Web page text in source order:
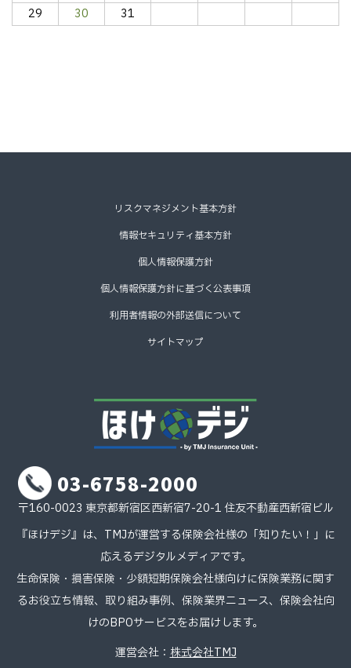
29
30 31
リスクマネジメント基本方針
情報セキュリティ基本方針
個人情報保護方針
個人情報保護方針に基づく公表事項
利用者情報の外部送信について
サイトマップ
03-6758-2000
〒160-0023 東京都新宿区西新宿7-20-1 住友不動産西新宿ビル
『ほけデジ』は、TMJが運営する保険会社様の「知りたい！」に
応えるデジタルメディアです。
生命保険・損害保険・少額短期保険会社様向けに保険業務に関す
るお役立ち情報、取り組み事例、保険業界ニュース、保険会社向
けのBPOサービスをお届けします。
運営会社： 株式会社TMJ